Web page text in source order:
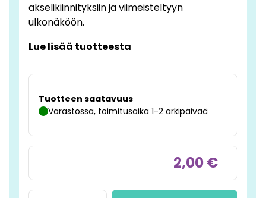
akselikiinnityksiin ja viimeisteltyyn
ulkonäköön.
Lue lisää tuotteesta
Tuotteen saatavuus
Varastossa, toimitusaika 1-2 arkipäivää
2,00 €